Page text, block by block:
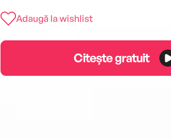
Adaugă la wishlist
Citește gratuit